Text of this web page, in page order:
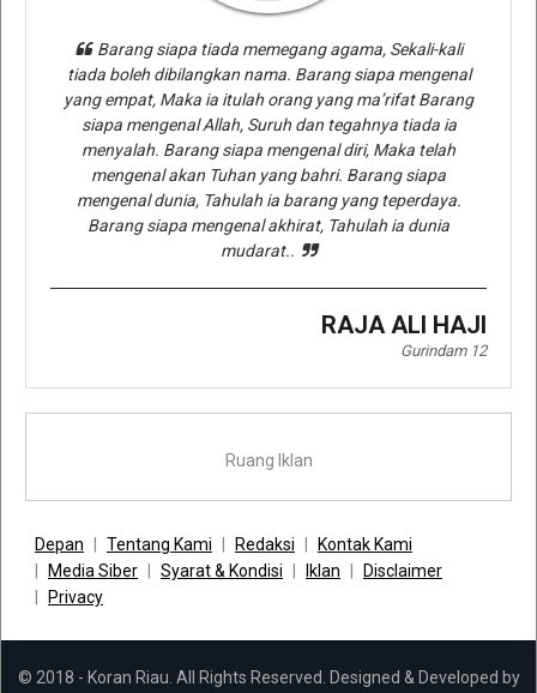
Barang siapa tiada memegang agama, Sekali-kali
tiada boleh dibilangkan nama. Barang siapa mengenal
yang empat, Maka ia itulah orang yang ma’rifat Barang
siapa mengenal Allah, Suruh dan tegahnya tiada ia
menyalah. Barang siapa mengenal diri, Maka telah
mengenal akan Tuhan yang bahri. Barang siapa
mengenal dunia, Tahulah ia barang yang teperdaya.
Barang siapa mengenal akhirat, Tahulah ia dunia
mudarat..
RAJA ALI HAJI
Gurindam 12
Ruang Iklan
Depan Tentang Kami Redaksi
Kontak Kami
Media Siber
Syarat & Kondisi Iklan
Disclaimer
Privacy
© 2018 - Koran Riau. All Rights Reserved. Designed & Developed by